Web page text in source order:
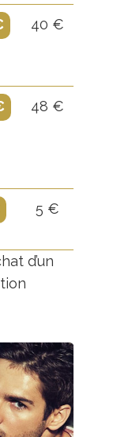
40 €
48 €
5 €
d’un